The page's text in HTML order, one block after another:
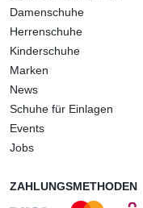
Damenschuhe
Herrenschuhe
Kinderschuhe
Marken
News
Schuhe für Einlagen
Events
Jobs
ZAHLUNGSMETHODEN